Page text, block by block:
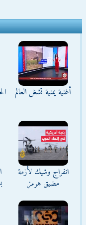
أغنية يمنية تشغل العالم
انفراج وشيك لأزمة
مضيق هرمز